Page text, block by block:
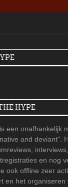
HYPE
een onafhankelijk
and deviant".
en nog
ook offline zeer
en het organiseren